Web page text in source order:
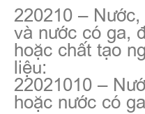
220210 –
và nước có ga,
hoặc chất tạo
liệu:
22021010 –
hoặc nước có